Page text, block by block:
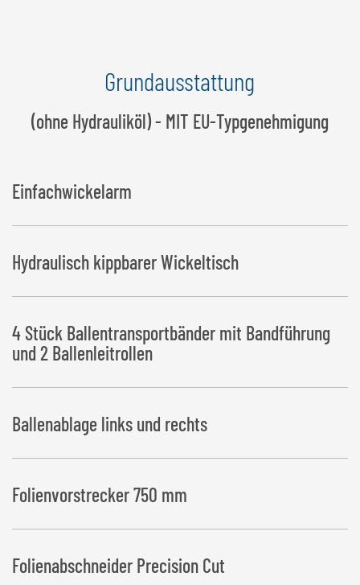
Grundausstattung
(ohne Hydrauliköl) - MIT EU-Typgenehmigung
Einfachwickelarm
Hydraulisch kippbarer Wickeltisch
4 Stück Ballentransportbänder mit Bandführung
und 2 Ballenleitrollen
Ballenablage links und rechts
Folienvorstrecker 750 mm
Folienabschneider Precision Cut